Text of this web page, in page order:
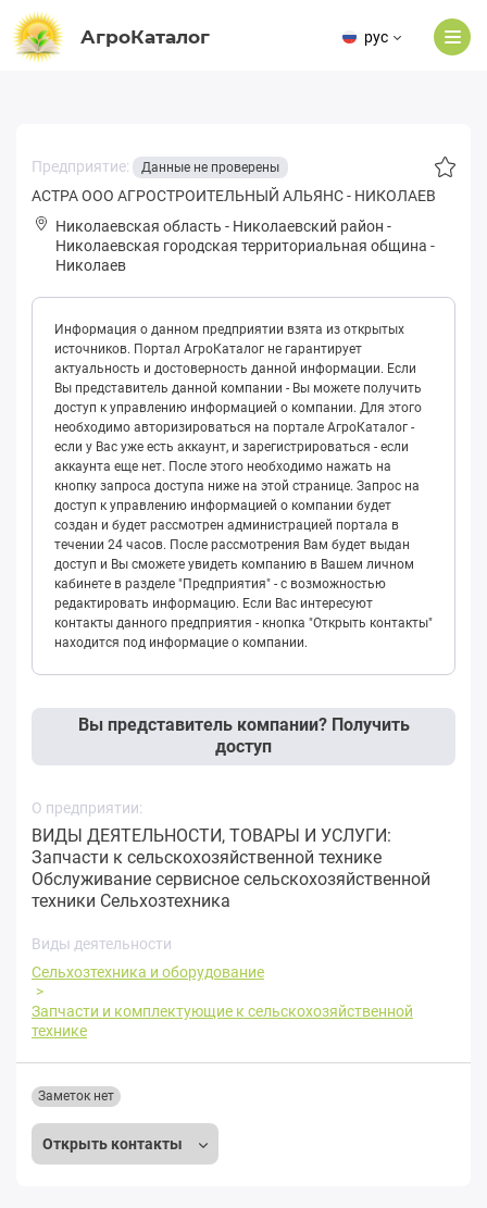
АгроКаталог рус
Предприятие: Данные не проверены
АСТРА ООО АГРОСТРОИТЕЛЬНЫЙ АЛЬЯНС - НИКОЛАЕВ
Николаевская область - Николаевский район -
Николаевская городская территориальная община -
Николаев
Информация о данном предприятии взята из открытых
источников. Портал АгроКаталог не гарантирует
актуальность и достоверность данной информации. Если
Вы представитель данной компании - Вы можете получить
доступ к управлению информацией о компании. Для этого
необходимо авторизироваться на портале АгроКаталог -
если у Вас уже есть аккаунт, и зарегистрироваться - если
аккаунта еще нет. После этого необходимо нажать на
кнопку запроса доступа ниже на этой странице. Запрос на
доступ к управлению информацией о компании будет
создан и будет рассмотрен администрацией портала в
течении 24 часов. После рассмотрения Вам будет выдан
доступ и Вы сможете увидеть компанию в Вашем личном
кабинете в разделе "Предприятия" - с возможностью
редактировать информацию. Если Вас интересуют
контакты данного предприятия - кнопка "Открыть контакты"
находится под информацие о компании.
Вы представитель компании? Получить
доступ
О предприятии:
ВИДЫ ДЕЯТЕЛЬНОСТИ, ТОВАРЫ И УСЛУГИ:
Запчасти к сельскохозяйственной технике
Обслуживание сервисное сельскохозяйственной
техники Сельхозтехника
Виды деятельности
Сельхозтехника и оборудование
Запчасти и комплектующие к сельскохозяйственной
технике
Открыть контакты
Заметок нет